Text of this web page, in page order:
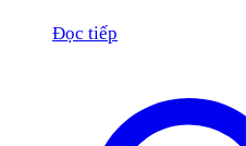
Đọc tiếp